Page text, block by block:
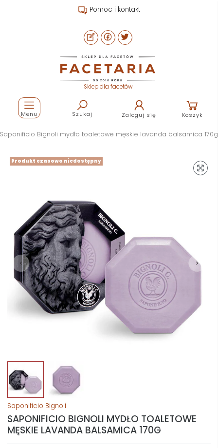
Sklep dla facetów
Szukaj Zaloguj się Koszyk
Menu
Saponificio Bignoli mydło toaletowe męskie lavanda balsamica 170g
Produkt czasowo niedostępny
Saponificio Bignoli
SAPONIFICIO BIGNOLI MYDŁO TOALETOWE
MĘSKIE LAVANDA BALSAMICA 170G